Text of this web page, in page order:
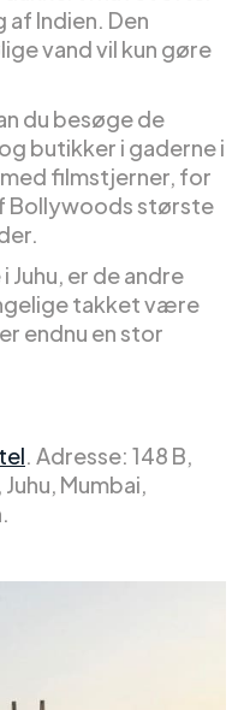
af Indien. Den
vand vil kun gøre
du besøge de
butikker i gaderne i
filmstjerner, for
Bollywoods største
Juhu, er de andre
takket være
endnu en stor
. Adresse: 148 B,
Mumbai,